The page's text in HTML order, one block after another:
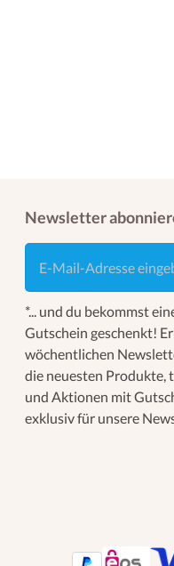
Newsletter
E-Mail-Adresse eingeben
*... und du bekommst
Gutschein geschenkt!
wöchentlichen
die neuesten Produkte,
und Aktionen mit
exklusiv für unsere